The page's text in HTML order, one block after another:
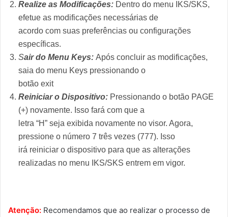
Realize as Modificações: Dentro do menu IKS/SKS,
efetue as modificações necessárias de
acordo com suas preferências ou configurações
específicas.
Sair do Menu Keys: Após concluir as modificações,
saia do menu Keys pressionando o
botão exit
Reiniciar o Dispositivo: Pressionando o botão PAGE
(+) novamente. Isso fará com que a
letra “H” seja exibida novamente no visor. Agora,
pressione o número 7 três vezes (777). Isso
irá reiniciar o dispositivo para que as alterações
realizadas no menu IKS/SKS entrem em vigor.
Atenção: Recomendamos que ao realizar o processo de